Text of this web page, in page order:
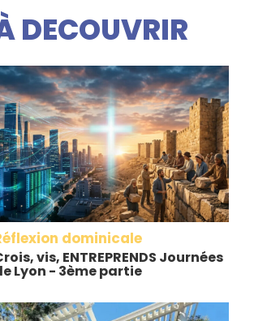
DECOUVRIR
dominicale
vis, ENTREPRENDS Journées
Lyon - 3ème partie